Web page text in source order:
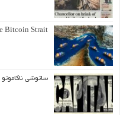
Bitcoin Strait
ساتوشی